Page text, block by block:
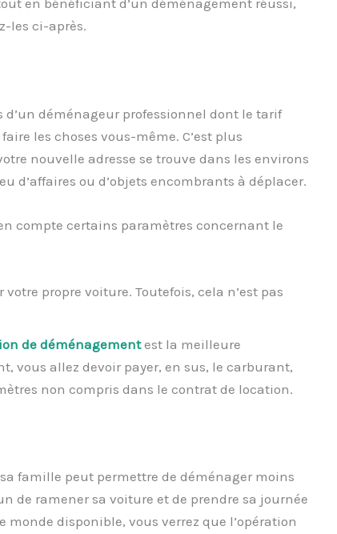
les ci-après.
d’un déménageur professionnel dont le tarif
les choses vous-même. C’est plus
nouvelle adresse se trouve dans les environs
d’affaires ou d’objets encombrants à déplacer.
compte certains paramètres concernant le
votre propre voiture. Toutefois, cela n’est pas
de déménagementest la meilleure
vous allez devoir payer, en sus, le carburant,
non compris dans le contrat de location.
famille peut permettre de déménager moins
de ramener sa voiture et de prendre sa journée
monde disponible, vous verrez que l’opération